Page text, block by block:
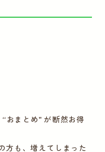
おまとめ" が断然お得
方も、増えてしまった